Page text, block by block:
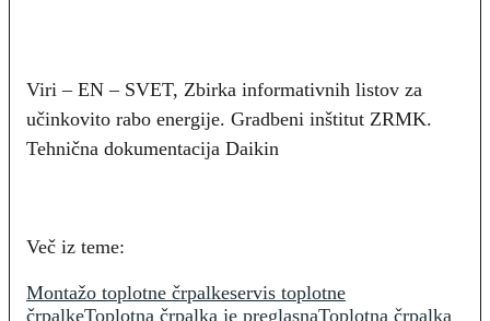
Viri – EN – SVET, Zbirka informativnih listov za
učinkovito rabo energije. Gradbeni inštitut ZRMK.
Tehnična dokumentacija Daikin
Več iz teme:
Montažo toplotne črpalkeservis toplotne
črpalkeToplotna črpalka je preglasnaToplotna črpalka